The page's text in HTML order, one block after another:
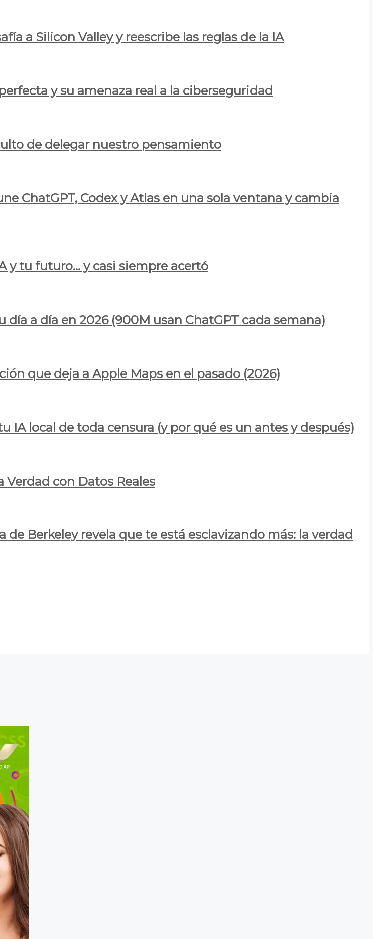
a Silicon Valley y reescribe las reglas de la IA
y su amenaza real a la ciberseguridad
de delegar nuestro pensamiento
ChatGPT, Codex y Atlas en una sola ventana y cambia
y tu futuro… y casi siempre acertó
a día en 2026 (900M usan ChatGPT cada semana)
que deja a Apple Maps en el pasado (2026)
local de toda censura (y por qué es un antes y después)
Verdad con Datos Reales
Berkeley revela que te está esclavizando más: la verdad